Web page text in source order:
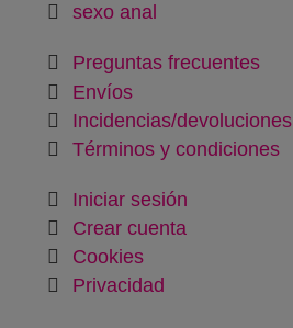
sexo anal
Preguntas frecuentes
Envíos
Incidencias/devoluciones
Términos y condiciones
Iniciar sesión
Crear cuenta
Cookies
Privacidad